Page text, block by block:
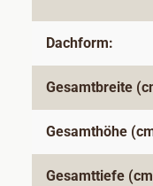
Dachform:
Gesamtbreite
Gesamthöhe
Gesamttiefe